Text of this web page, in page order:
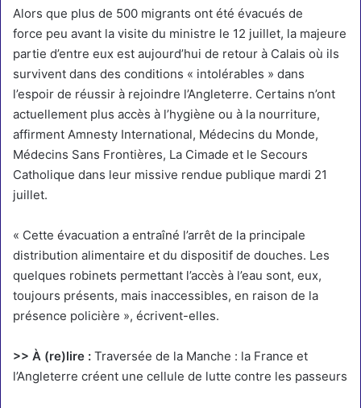
Alors que plus de 500 migrants ont été évacués de
force peu avant la visite du ministre le 12 juillet, la majeure
partie d’entre eux est aujourd’hui de retour à Calais où ils
survivent dans des conditions « intolérables » dans
l’espoir de réussir à rejoindre l’Angleterre. Certains n’ont
actuellement plus accès à l’hygiène ou à la nourriture,
affirment Amnesty International, Médecins du Monde,
Médecins Sans Frontières, La Cimade et le Secours
Catholique dans leur missive rendue publique mardi 21
juillet.
« Cette évacuation a entraîné l’arrêt de la principale
distribution alimentaire et du dispositif de douches. Les
quelques robinets permettant l’accès à l’eau sont, eux,
toujours présents, mais inaccessibles, en raison de la
présence policière », écrivent-elles.
>> À (re)lire : Traversée de la Manche : la France et
l’Angleterre créent une cellule de lutte contre les passeurs